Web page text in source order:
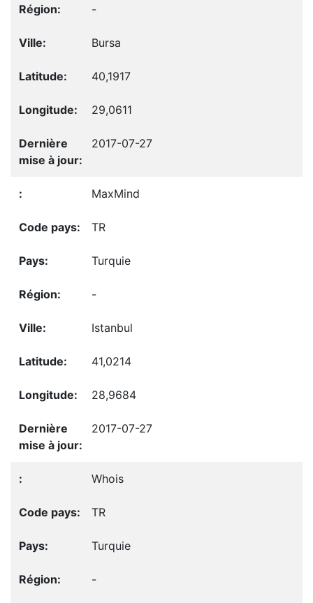
-
Bursa
40,1917
29,0611
2017-07-27
MaxMind
TR
Turquie
-
Istanbul
41,0214
28,9684
2017-07-27
Whois
TR
Turquie
-